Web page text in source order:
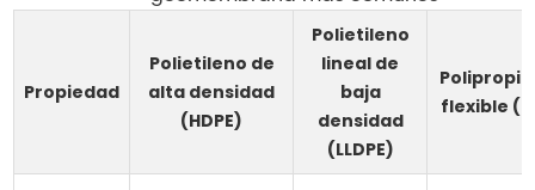
Propiedad
Polietileno de
alta densidad
(HDPE)
Polietileno
lineal de
baja
densidad
(LLDPE)
flexible